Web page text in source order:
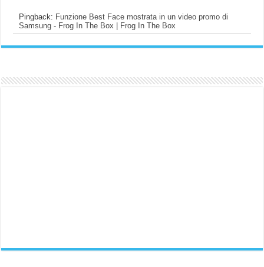
Pingback: Funzione Best Face mostrata in un video promo di
Samsung - Frog In The Box | Frog In The Box